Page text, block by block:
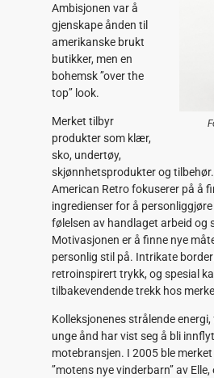
Ambisjonen var å
gjenskape ånden til
amerikanske brukt
butikker, men en
bohemsk ’’over the
top’’ look.
Merket tilbyr
produkter som klær,
sko, undertøy,
skjønnhetsprodukter og
American Retro fokuserer på å
ingredienser for å
følelsen av handlaget arbeid og
Motivasjonen er å finne nye
personlig stil på. Intrikate
retroinspirert trykk, og spesial
tilbakevendende trekk hos
Kolleksjonenes strålende
unge ånd har vist seg å bli
motebransjen. I 2005 ble
’’motens nye vinderbarn’’ av